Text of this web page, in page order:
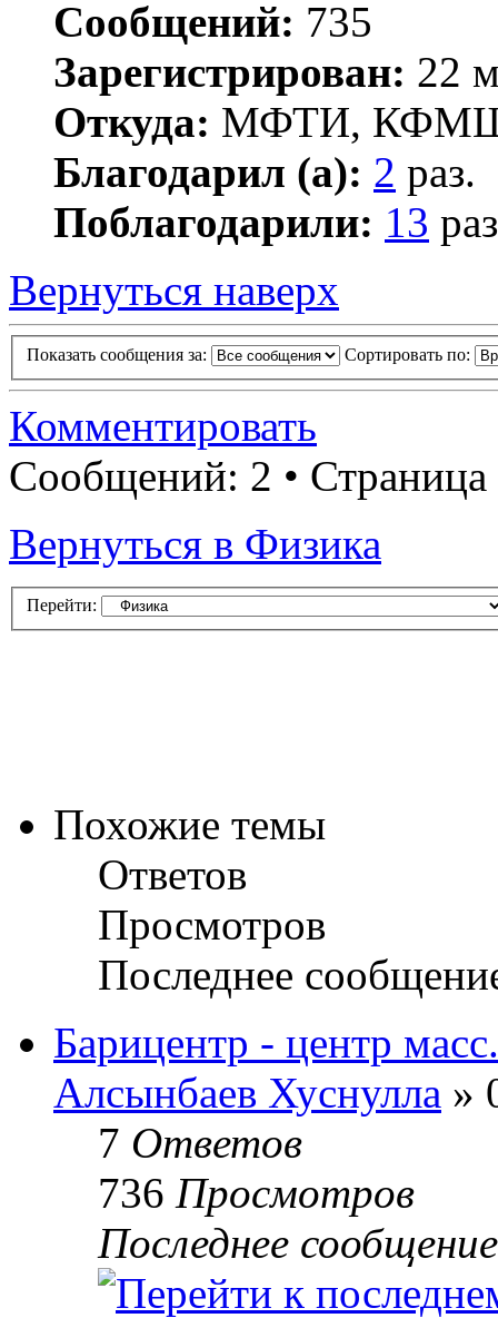
Сообщений: 735
Зарегистрирован: 22
Откуда: МФТИ,
Благодарил (а): 2 раз.
Поблагодарили: 13
Вернуться наверх
Показать сообщения за: Сортировать по:
Комментировать
Сообщений: 2 • Страница
Вернуться в Физика
Перейти:
Похожие темы
Ответов
Просмотров
Последнее
Барицентр - центр масс.
Алсынбаев Хуснулла »
7 Ответов
736 Просмотров
Последнее